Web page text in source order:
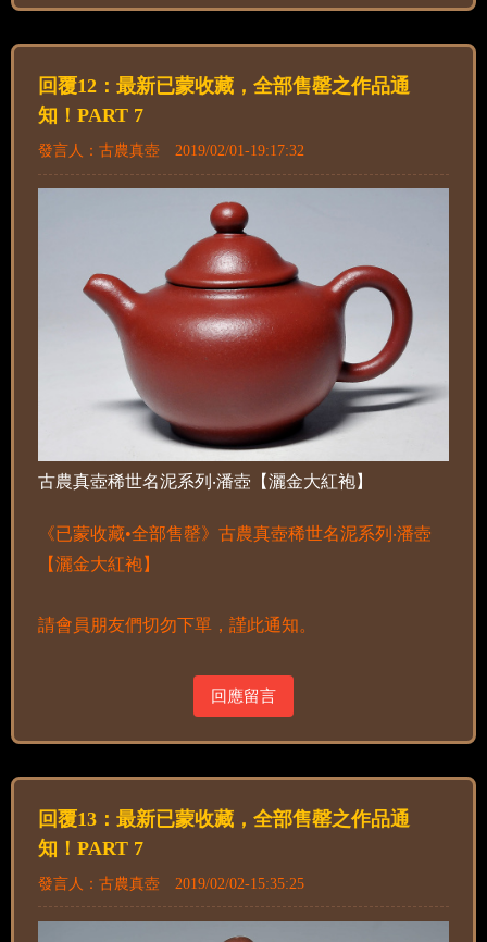
回覆12：最新已蒙收藏，全部售罄之作品通
知！PART 7
發言人：古農真壺 2019/02/01-19:17:32
古農真壺稀世名泥系列‧潘壺【灑金大紅袍】
《已蒙收藏•全部售罄》古農真壺稀世名泥系列‧潘壺
【灑金大紅袍】
請會員朋友們切勿下單，謹此通知。
回應留言
回覆13：最新已蒙收藏，全部售罄之作品通
知！PART 7
發言人：古農真壺 2019/02/02-15:35:25